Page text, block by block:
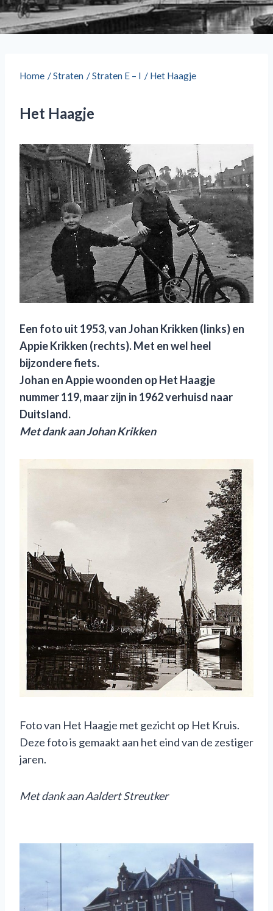
Home /Straten /Straten E – I / Het Haagje
Het Haagje
Een foto uit 1953, van Johan Krikken (links) en
Appie Krikken (rechts). Met en wel heel
bijzondere fiets.
Johan en Appie woonden op Het Haagje
nummer 119, maar zijn in 1962 verhuisd naar
Duitsland.
Met dank aan Johan Krikken
Foto van Het Haagje met gezicht op Het Kruis.
Deze foto is gemaakt aan het eind van de zestiger
jaren.
Met dank aan Aaldert Streutker